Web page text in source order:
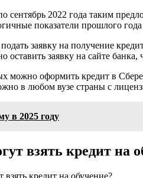
2022 года таким
показатели прошлого года
заявку на получение
заявку на сайте
можно оформить кредит в
в любом вузе страны с
в 2025 году
взять кредит на